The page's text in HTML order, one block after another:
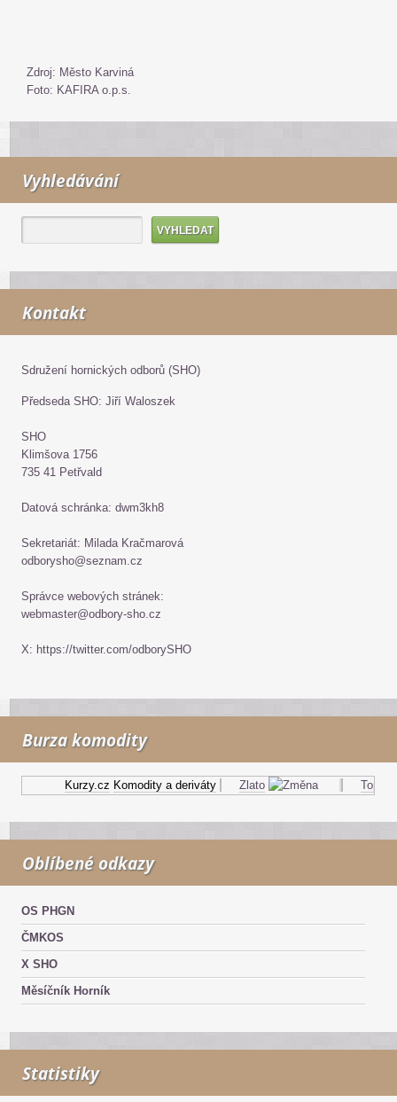
Zdroj: Město Karviná
Foto: KAFIRA o.p.s.
Vyhledávání
Kontakt
Sdružení hornických odborů (SHO)
Předseda SHO: Jiří Waloszek
SHO
Klimšova 1756
735 41 Petřvald
Datová schránka: dwm3kh8
Sekretariát: Milada Kračmarová
odborysho@seznam.cz
Správce webových stránek:
webmaster@odbory-sho.cz
X: https://twitter.com/odborySHO
Burza komodity
Kurzy.cz Komodity a deriváty Zlato Topný
Oblíbené odkazy
OS PHGN
ČMKOS
X SHO
Měsíčník Horník
Statistiky